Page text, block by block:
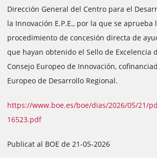
Dirección General del Centro para el
la Innovación E.P.E., por la que se aprueba
procedimiento de concesión directa de
que hayan obtenido el Sello de Excelencia
Consejo Europeo de Innovación,
Europeo de Desarrollo Regional.
https://www.boe.es/boe/dias/2026/05/21/
16523.pdf
Publicat al BOE de 21-05-2026